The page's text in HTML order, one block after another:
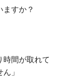
すか？
時間が取れて
」